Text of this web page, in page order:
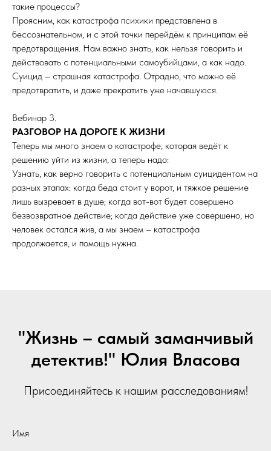
такие процессы?
Проясним, как катастрофа психики представлена в
бессознательном, и с этой точки перейдём к принципам её
предотвращения. Нам важно знать, как нельзя говорить и
действовать с потенциальными самоубийцами, а как надо.
Суицид – страшная катастрофа. Отрадно, что можно её
предотвратить, и даже прекратить уже начавшуюся.
Вебинар 3.
РАЗГОВОР НА ДОРОГЕ К ЖИЗНИ
Теперь мы много знаем о катастрофе, которая ведёт к
решению уйти из жизни, а теперь надо:
Узнать, как верно говорить с потенциальным суицидентом на
разных этапах: когда беда стоит у ворот, и тяжкое решение
лишь вызревает в душе; когда вот-вот будет совершено
безвозвратное действие; когда действие уже совершено, но
человек остался жив, а мы знаем – катастрофа
продолжается, и помощь нужна.
"Жизнь – самый заманчивый
детектив!" Юлия Власова
Присоединяйтесь к нашим расследованиям!
Имя